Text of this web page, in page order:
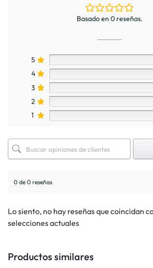
Basado en 0 reseñas.
5
4
3
2
1
0 de 0 reseñas
Lo siento, no hay reseñas que coincidan
selecciones actuales
Productos similares